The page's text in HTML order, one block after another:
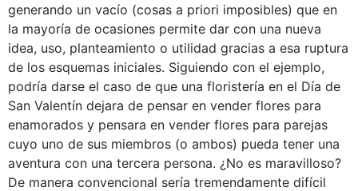
generando un vacío (cosas a priori imposibles) que en
la mayoría de ocasiones permite dar con una nueva
idea, uso, planteamiento o utilidad gracias a esa ruptura
de los esquemas iniciales. Siguiendo con el ejemplo,
podría darse el caso de que una floristería en el Día de
San Valentín dejara de pensar en vender flores para
enamorados y pensara en vender flores para parejas
cuyo uno de sus miembros (o ambos) pueda tener una
aventura con una tercera persona. ¿No es maravilloso?
De manera convencional sería tremendamente difícil